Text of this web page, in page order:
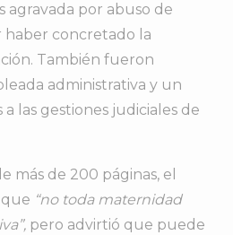
agravada por abuso de
concretado la
También fueron
administrativa y un
las gestiones judiciales de
más de 200 páginas, el
“no toda maternidad
pero advirtió que puede